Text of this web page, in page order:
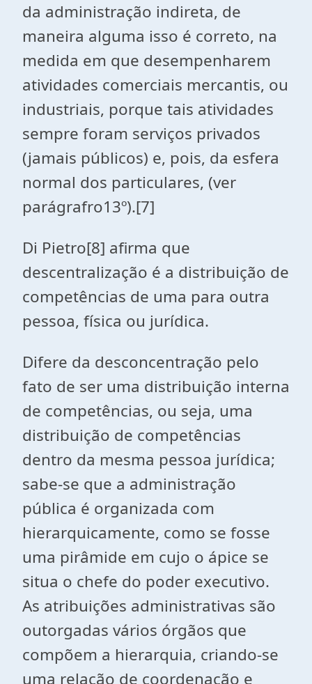
da administração indireta, de
maneira alguma isso é correto, na
medida em que desempenharem
atividades comerciais mercantis, ou
industriais, porque tais atividades
sempre foram serviços privados
(jamais públicos) e, pois, da esfera
normal dos particulares, (ver
parágrafro13º).[7]
Di Pietro[8] afirma que
descentralização é a distribuição de
competências de uma para outra
pessoa, física ou jurídica.
Difere da desconcentração pelo
fato de ser uma distribuição interna
de competências, ou seja, uma
distribuição de competências
dentro da mesma pessoa jurídica;
sabe-se que a administração
pública é organizada com
hierarquicamente, como se fosse
uma pirâmide em cujo o ápice se
situa o chefe do poder executivo.
As atribuições administrativas são
outorgadas vários órgãos que
compõem a hierarquia, criando-se
uma relação de coordenação e